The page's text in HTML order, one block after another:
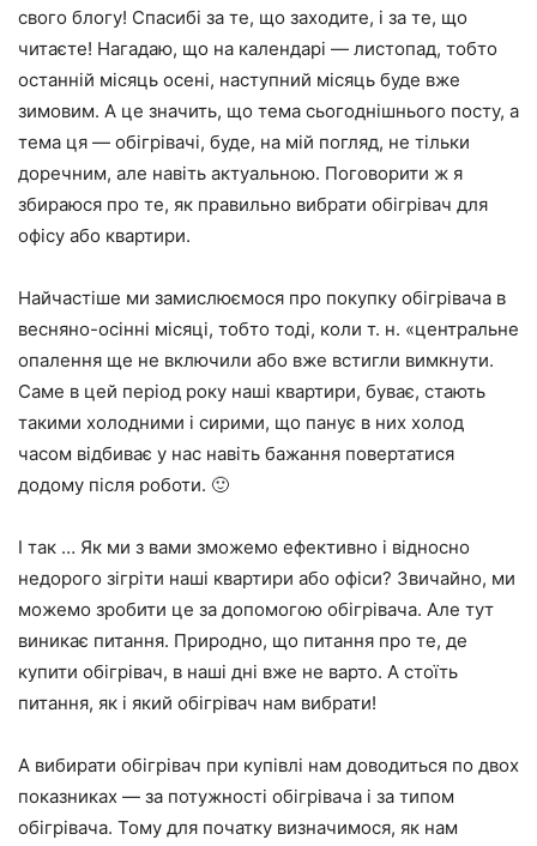
свого блогу! Спасибі за те, що заходите, і за те, що
читаєте! Нагадаю, що на календарі — листопад, тобто
останній місяць осені, наступний місяць буде вже
зимовим. А це значить, що тема сьогоднішнього посту, а
тема ця — обігрівачі, буде, на мій погляд, не тільки
доречним, але навіть актуальною. Поговорити ж я
збираюся про те, як правильно вибрати обігрівач для
офісу або квартири.
Найчастіше ми замислюємося про покупку обігрівача в
весняно-осінні місяці, тобто тоді, коли т. н. «центральне
опалення ще не включили або вже встигли вимкнути.
Саме в цей період року наші квартири, буває, стають
такими холодними і сирими, що панує в них холод
часом відбиває у нас навіть бажання повертатися
додому після роботи. 🙂
І так … Як ми з вами зможемо ефективно і відносно
недорого зігріти наші квартири або офіси? Звичайно, ми
можемо зробити це за допомогою обігрівача. Але тут
виникає питання. Природно, що питання про те, де
купити обігрівач, в наші дні вже не варто. А стоїть
питання, як і який обігрівач нам вибрати!
А вибирати обігрівач при купівлі нам доводиться по двох
показниках — за потужності обігрівача і за типом
обігрівача. Тому для початку визначимося, як нам